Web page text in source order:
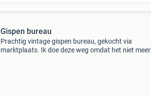
Gispen bureau
Prachtig vintage gispen bureau, gekocht via
marktplaats. Ik doe deze weg omdat het niet meer